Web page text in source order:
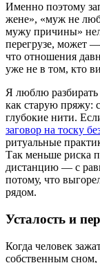
Именно поэтому
жене», «муж не
мужу причины»
перегрузе, может
что отношения
уже не в том, кто
Я люблю разбирать
как старую пряжу:
глубокие нити.
заговор на тоску
ритуальные
Так меньше риска
дистанцию — с
потому, что
рядом.
Усталость и
Когда человек
собственным сном,